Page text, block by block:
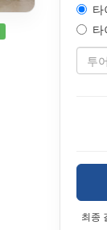
최종